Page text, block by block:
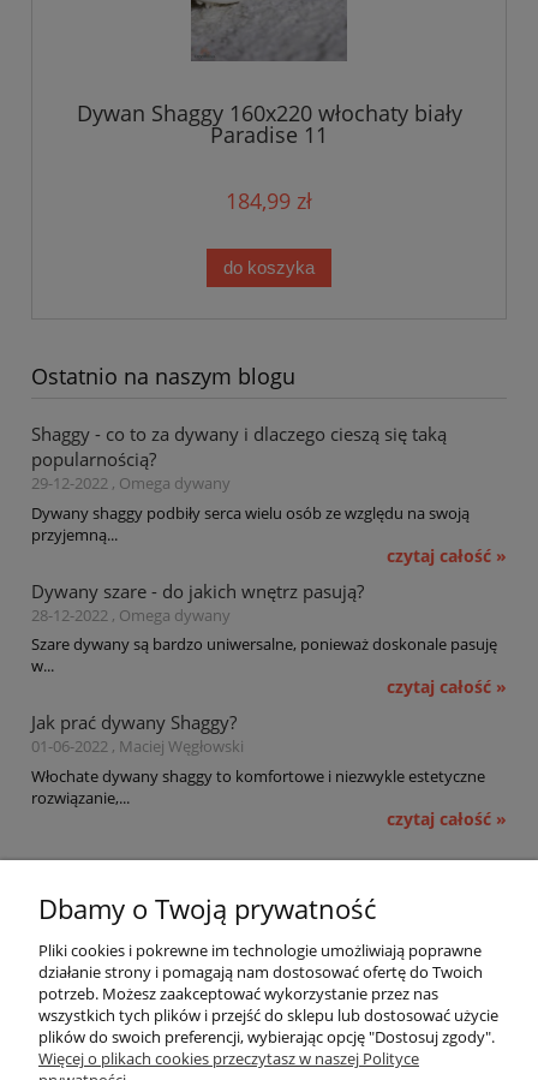
Dywan Shaggy 160x220 włochaty biały
Paradise 11
184,99 zł
do koszyka
Ostatnio na naszym blogu
Shaggy - co to za dywany i dlaczego cieszą się taką
popularnością?
29-12-2022 , Omega dywany
Dywany shaggy podbiły serca wielu osób ze względu na swoją
przyjemną...
czytaj całość »
Dywany szare - do jakich wnętrz pasują?
28-12-2022 , Omega dywany
Szare dywany są bardzo uniwersalne, ponieważ doskonale pasuję
w...
czytaj całość »
Jak prać dywany Shaggy?
01-06-2022 , Maciej Węgłowski
Włochate dywany shaggy to komfortowe i niezwykle estetyczne
rozwiązanie,...
czytaj całość »
Płatności i dostawa
Informacje
Dbamy o Twoją prywatność
Pliki cookies i pokrewne im technologie umożliwiają poprawne
działanie strony i pomagają nam dostosować ofertę do Twoich
potrzeb. Możesz zaakceptować wykorzystanie przez nas
wszystkich tych plików i przejść do sklepu lub dostosować użycie
plików do swoich preferencji, wybierając opcję "Dostosuj zgody".
Więcej o plikach cookies przeczytasz w naszej Polityce